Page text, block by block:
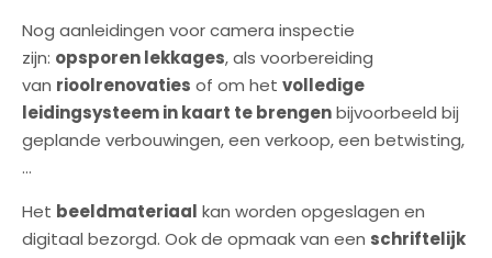
Nog aanleidingen voor camera inspectie
zijn: opsporen lekkages, als voorbereiding
van rioolrenovaties of om het volledige
leidingsysteem in kaart te brengenbijvoorbeeld bij
geplande verbouwingen, een verkoop, een betwisting,
…
Het beeldmateriaal kan worden opgeslagen en
digitaal bezorgd. Ook de opmaak van een schriftelijk